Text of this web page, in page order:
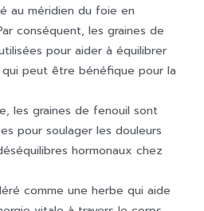
au méridien du foie en
conséquent, les graines de
pour aider à équilibrer
peut être bénéfique pour la
les graines de fenouil sont
pour soulager les douleurs
hormonaux chez
comme une herbe qui aide